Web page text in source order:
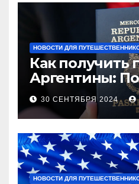
НОВОСТИ ДЛЯ
Как получить
Аргентины:
руководство
30 СЕНТЯБРЯ 2024
НОВОСТИ ДЛЯ